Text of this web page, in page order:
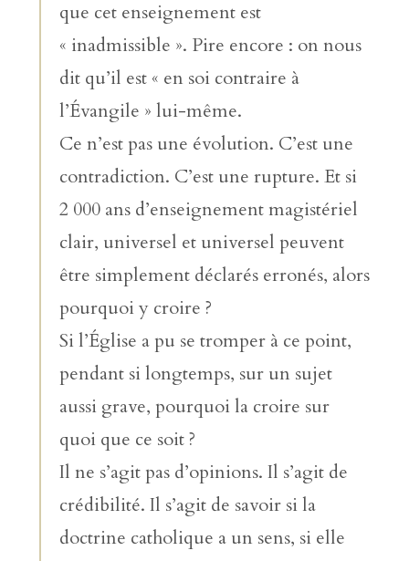
que cet enseignement est
« inadmissible ». Pire encore : on nous
dit qu’il est « en soi contraire à
l’Évangile » lui-même.
Ce n’est pas une évolution. C’est une
contradiction. C’est une rupture. Et si
2 000 ans d’enseignement magistériel
clair, universel et universel peuvent
être simplement déclarés erronés, alors
pourquoi y croire ?
Si l’Église a pu se tromper à ce point,
pendant si longtemps, sur un sujet
aussi grave, pourquoi la croire sur
quoi que ce soit ?
Il ne s’agit pas d’opinions. Il s’agit de
crédibilité. Il s’agit de savoir si la
doctrine catholique a un sens, si elle